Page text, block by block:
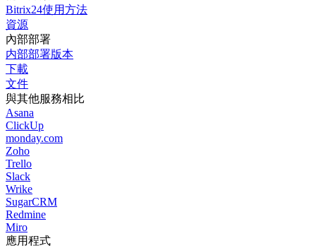
Bitrix24使用方法
資源
內部部署
内部部署版本
下載
文件
與其他服務相比
Asana
ClickUp
monday.com
Zoho
Trello
Slack
Wrike
SugarCRM
Redmine
Miro
應用程式